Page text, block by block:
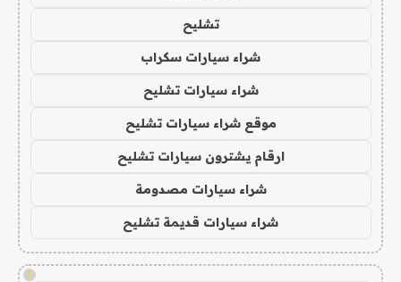
تشليح
شراء سيارات سكراب
شراء سيارات تشليح
موقع شراء سيارات تشليح
ارقام يشترون سيارات تشليح
شراء سيارات مصدومة
شراء سيارات قديمة تشليح
!